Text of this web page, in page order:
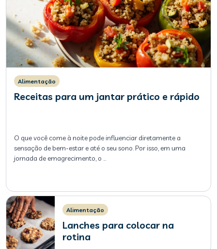
Alimentação
Receitas para um jantar prático e rápido
O que você come à noite pode influenciar diretamente a
sensação de bem-estar e até o seu sono. Por isso, em uma
jornada de emagrecimento, o …
Alimentação
Lanches para colocar na
rotina